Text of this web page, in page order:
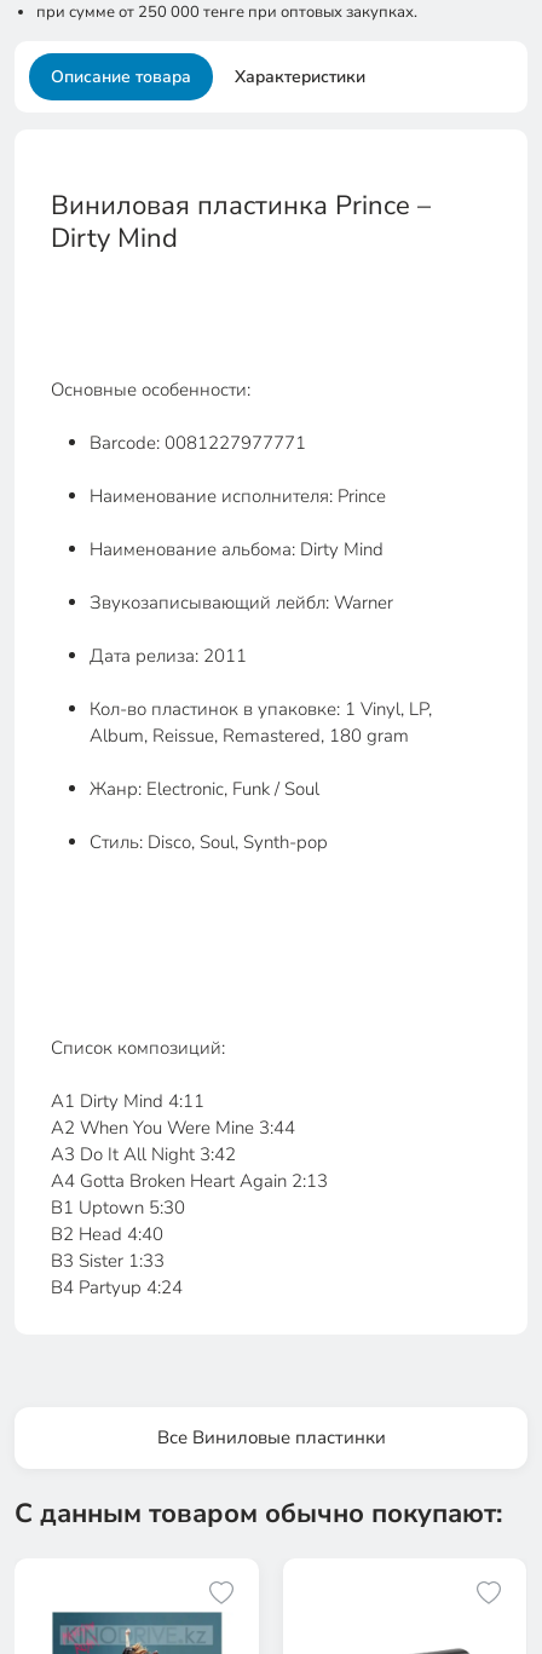
при сумме от 250 000 тенге при оптовых закупках.
Описание товара Характеристики
Виниловая пластинка Prince –
Dirty Mind
Основные особенности:
Barcode: 0081227977771
Наименование исполнителя: Prince
Наименование альбома: Dirty Mind
Звукозаписывающий лейбл: Warner
Дата релиза: 2011
Кол-во пластинок в упаковке: 1 Vinyl, LP,
Album, Reissue, Remastered, 180 gram
Жанр: Electronic, Funk / Soul
Стиль: Disco, Soul, Synth-pop
Список композиций:
A1 Dirty Mind 4:11
A2 When You Were Mine 3:44
A3 Do It All Night 3:42
A4 Gotta Broken Heart Again 2:13
B1 Uptown 5:30
B2 Head 4:40
B3 Sister 1:33
B4 Partyup 4:24
Все Виниловые пластинки
С данным товаром обычно покупают: